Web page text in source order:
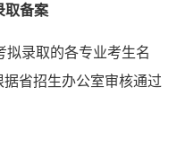
取备案
拟录取的各专业考生名
省招生办公室审核通过